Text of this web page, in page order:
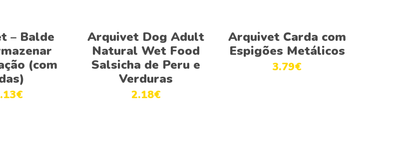
– Balde
(com
€
Ver opções
Arquivet Dog Adult
Natural Wet Food
Salsicha de Peru e
Verduras
2.18€
Adicionar
Arquivet Carda com
Espigões Metálicos
3.79€